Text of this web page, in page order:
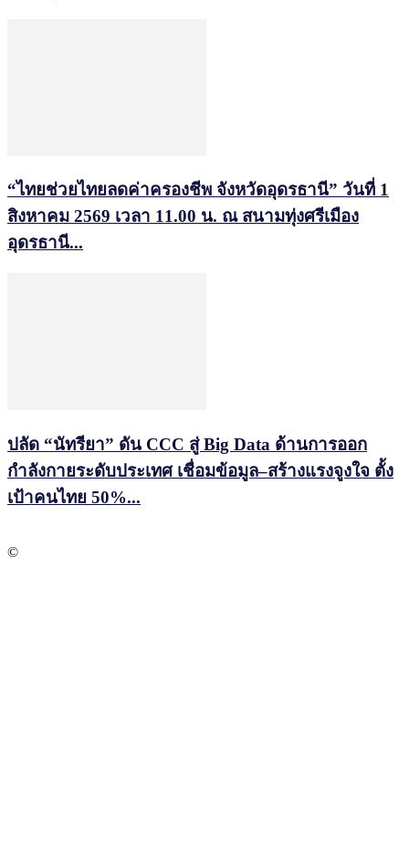
“ไทยช่วยไทยลดค่าครองชีพ จังหวัดอุดรธานี” วันที่ 1
สิงหาคม 2569 เวลา 11.00 น. ณ สนามทุ่งศรีเมือง
อุดรธานี...
ปลัด “นัทรียา” ดัน CCC สู่ Big Data ด้านการออก
กำลังกายระดับประเทศ เชื่อมข้อมูล–สร้างแรงจูงใจ ตั้ง
เป้าคนไทย 50%...
©